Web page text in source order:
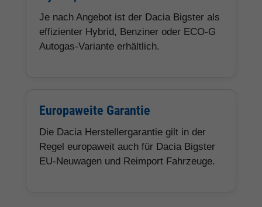
Je nach Angebot ist der Dacia Bigster als
effizienter Hybrid, Benziner oder ECO-G
Autogas-Variante erhältlich.
Europaweite Garantie
Die Dacia Herstellergarantie gilt in der
Regel europaweit auch für Dacia Bigster
EU-Neuwagen und Reimport Fahrzeuge.